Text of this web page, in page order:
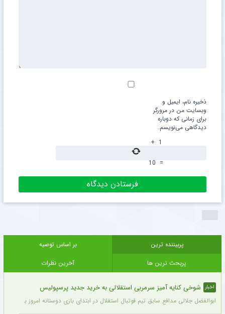
ذخیره نام، ایمیل و
وبسایت من در مرورگر
برای زمانی که دوباره
دیدگاهی می‌نویسم.
1
+
=
10
پربیننده ترین
بر اساس توصیه
پربحث ترین ها
آخرین نظرات
اخبار شوخی کنایه آمیز سرمربی استقلالی به خرید جدید پرسپولیس
ابوالفضل جلالی مدافع سابق تیم فوتبال استقلال در ابتدای بازی دوستانه امروز با